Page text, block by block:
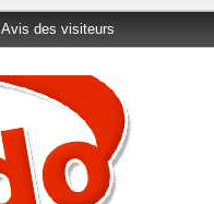
Avis des visiteurs